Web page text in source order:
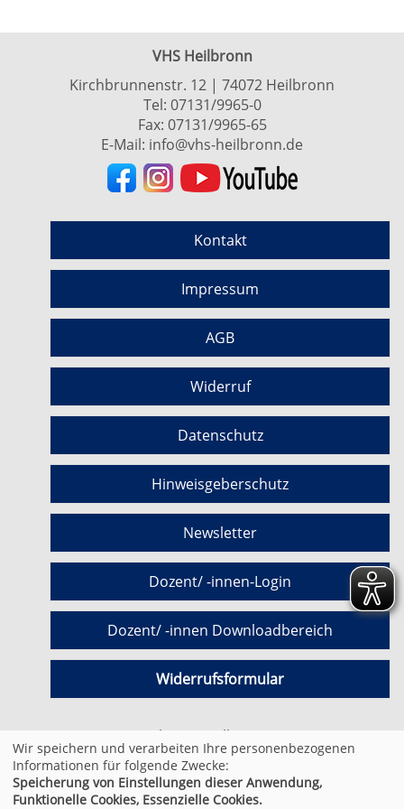
VHS Heilbronn
Kirchbrunnenstr. 12 | 74072 Heilbronn
Tel: 07131/9965-0
Fax: 07131/9965-65
E-Mail: info@vhs-heilbronn.de
Kontakt
Impressum
AGB
Widerruf
Datenschutz
Hinweisgeberschutz
Newsletter
Dozent/ -innen-Login
Dozent/ -innen Downloadbereich
Widerrufsformular
Cookie Einstellungen
© 2026 Kufer Software GmbH
Wir speichern und verarbeiten Ihre personenbezogenen
Informationen für folgende Zwecke:
Speicherung von Einstellungen dieser Anwendung,
Funktionelle Cookies, Essenzielle Cookies.